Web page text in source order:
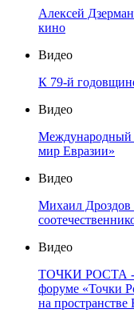
Алексей
кино
Видео
К 79-й
Видео
Международный
мир Евразии»
Видео
Михаил Дроздов
Видео
ТОЧКИ РОСТА -
форуме «Точки
на